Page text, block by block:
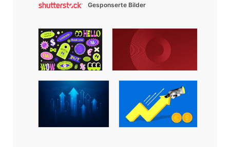
Gesponserte Bilder